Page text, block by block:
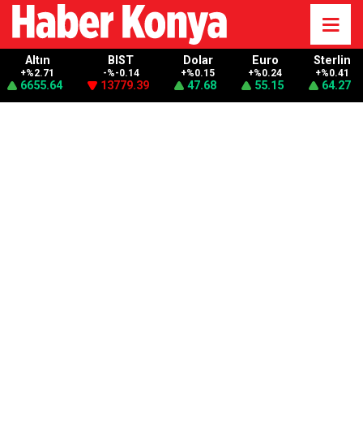
Altın
+%2.71
6655.64
BIST
-%-0.14
13779.39
Dolar
+%0.15
47.68
Euro
+%0.24
55.15
Sterlin
+%0.41
64.27